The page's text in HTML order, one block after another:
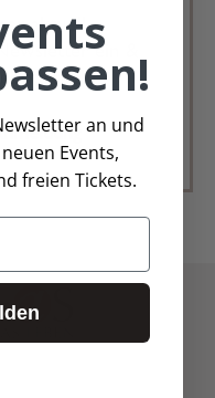
aktuell.
ein &
mehr
an und
Events,
freien Tickets.